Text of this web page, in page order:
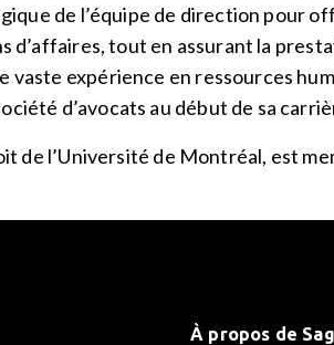
de l’équipe de direction pour
d’affaires, tout en assurant la
vaste expérience en ressources
d’avocats au début de sa
de l’Université de Montréal, est
À propos de